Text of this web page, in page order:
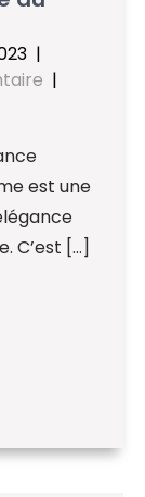
|
|
est une
C’est […]